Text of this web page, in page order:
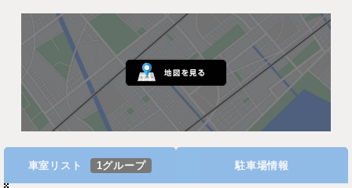
車室リスト 1グループ 駐車場情報